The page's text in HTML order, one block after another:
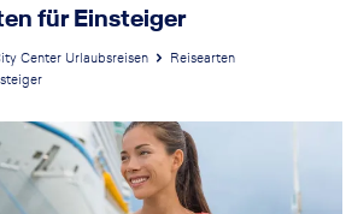
für Einsteiger
Center Urlaubsreisen
Reisearten